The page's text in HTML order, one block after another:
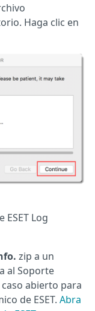
Haga clic en
ESET Log
zip a un
al Soporte
caso abierto para
de ESET. Abra